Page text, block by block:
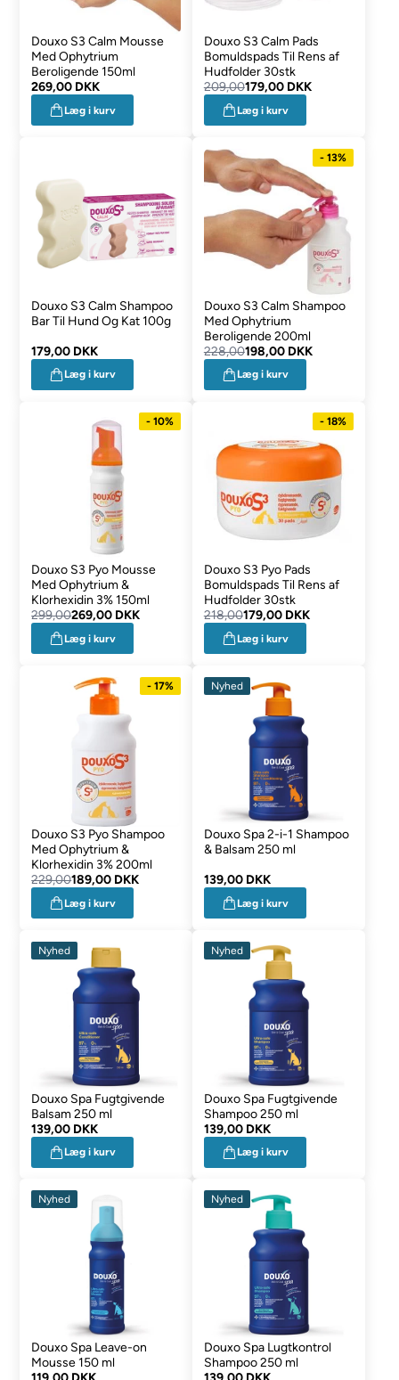
Douxo S3 Calm Mousse
Med Ophytrium
Beroligende 150ml
269,00 DKK
Læg i kurv
Douxo S3 Calm Pads
Bomuldspads Til Rens af
Hudfolder 30stk
209,00179,00 DKK
Læg i kurv
Douxo S3 Calm Shampoo
Bar Til Hund Og Kat 100g
179,00 DKK
Læg i kurv
- 13%
Douxo S3 Calm Shampoo
Med Ophytrium
Beroligende 200ml
228,00198,00 DKK
Læg i kurv
- 10%
Douxo S3 Pyo Mousse
Med Ophytrium &
Klorhexidin 3% 150ml
299,00269,00 DKK
Læg i kurv
- 18%
Douxo S3 Pyo Pads
Bomuldspads Til Rens af
Hudfolder 30stk
218,00179,00 DKK
Læg i kurv
- 17%
Douxo S3 Pyo Shampoo
Med Ophytrium &
Klorhexidin 3% 200ml
229,00189,00 DKK
Læg i kurv
Nyhed
Douxo Spa 2-i-1 Shampoo
& Balsam 250 ml
139,00 DKK
Læg i kurv
Nyhed
Douxo Spa Fugtgivende
Balsam 250 ml
139,00 DKK
Læg i kurv
Nyhed
Douxo Spa Fugtgivende
Shampoo 250 ml
139,00 DKK
Læg i kurv
Nyhed
Douxo Spa Leave-on
Mousse 150 ml
Nyhed
Douxo Spa Lugtkontrol
Shampoo 250 ml